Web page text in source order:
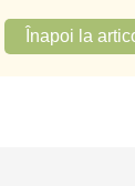
Înapoi la